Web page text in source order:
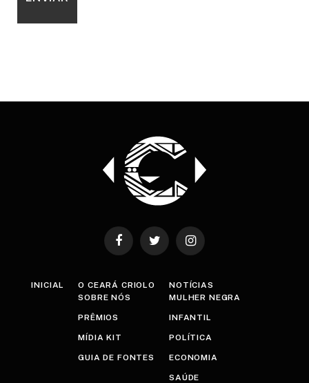
FacebookTwitter Instagram
INICIAL
O CEARÁ CRIOLO
SOBRE NÓS
PRÊMIOS
MÍDIA KIT
GUIA DE FONTES
NOTÍCIAS
MULHER NEGRA
INFANTIL
POLÍTICA
ECONOMIA
SAÚDE